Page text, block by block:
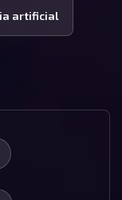
artificial